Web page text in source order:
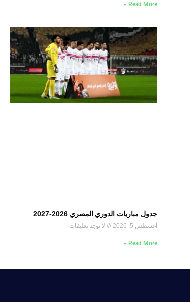
Read More »
جدول مباريات الدوري المصري 2026-2027
أغسطس 5, 2026 لا توجد تعليقات
Read More »